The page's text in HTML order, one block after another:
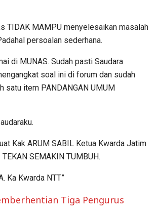
TIDAK MAMPU menyelesaikan masalah
persoalan sederhana.
di MUNAS. Sudah pasti Saudara
soal ini di forum dan sudah
satu item PANDANGAN UMUM
Kak ARUM SABIL Ketua Kwarda Jatim
SEMAKIN TUMBUH.
Ka Kwarda NTT”
Tiga Pengurus